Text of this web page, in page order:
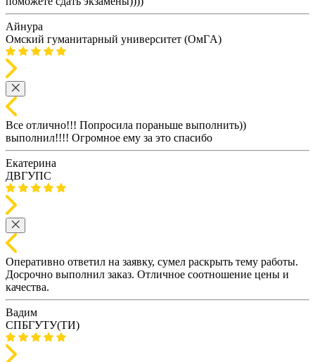
Айнура
Омский гуманитарный университет (ОмГA)
Все отлично!!! Попросила пораньше выполнить))
выполнил!!!! Огромное ему за это спасибо
Екатерина
ДВГУПС
Оперативно ответил на заявку, сумел раскрыть тему работы.
Досрочно выполнил заказ. Отличное соотношение цены и
качества.
Вадим
СПБГУТУ(ТИ)